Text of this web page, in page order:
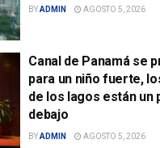
BYADMIN AGOSTO 5, 2026
Canal de Panamá se
para un niño fuerte,
de los lagos están un
debajo
BYADMIN AGOSTO 5, 2026